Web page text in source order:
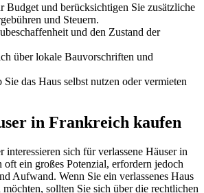
Budget und berücksichtigen Sie zusätzliche
und Steuern.
und den Zustand der
über lokale Bauvorschriften und
das Haus selbst nutzen oder vermieten
in Frankreich kaufen
sich für verlassene Häuser in
oft ein großes Potenzial, erfordern jedoch
Aufwand. Wenn Sie ein verlassenes Haus
sollten Sie sich über die rechtlichen